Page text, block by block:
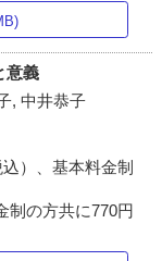
意義
, 中井恭子
）、基本料金制
制の方共に770円